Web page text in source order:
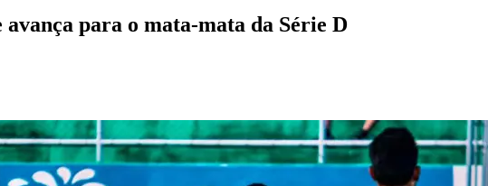
para o mata-mata da Série D